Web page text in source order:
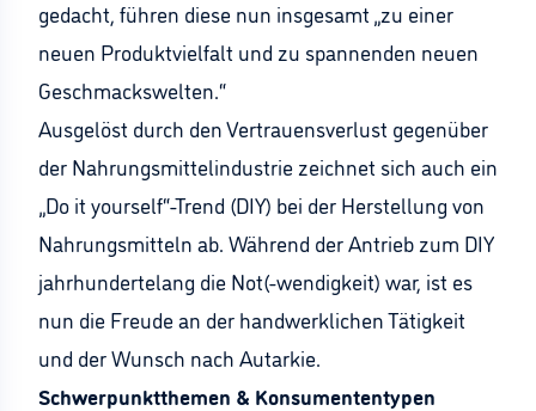
gedacht, führen diese nun insgesamt „zu einer
neuen Produktvielfalt und zu spannenden neuen
Geschmackswelten.“
Ausgelöst durch den Vertrauensverlust gegenüber
der Nahrungsmittelindustrie zeichnet sich auch ein
„Do it yourself“-Trend (DIY) bei der Herstellung von
Nahrungsmitteln ab. Während der Antrieb zum DIY
jahrhundertelang die Not(-wendigkeit) war, ist es
nun die Freude an der handwerklichen Tätigkeit
und der Wunsch nach Autarkie.
Schwerpunktthemen & Konsumententypen